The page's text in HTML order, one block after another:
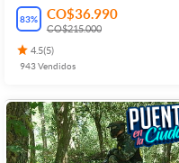
83% CO$36.990
CO$215.000
4.5(5)
943Vendidos